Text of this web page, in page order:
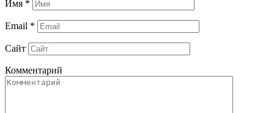
Имя *
Email *
Сайт
Комментарий